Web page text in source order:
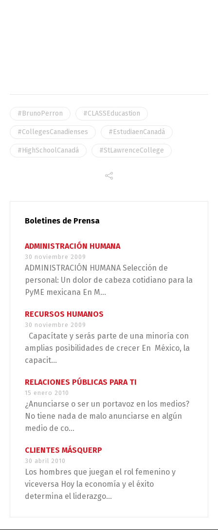
#BrunoPerron #CLASSEducastion
#CollegesCanadienses #EstudiaenCanadá
#HighSchoolCanadá #StLawrenceCollege
Boletines de Prensa
ADMINISTRACIÓN HUMANA
30 noviembre 2009
ADMINISTRACIÓN HUMANA Selección de
personal: Un dolor de cabeza cotidiano para la
PyME mexicana En M...
RECURSOS HUMANOS
30 noviembre 2009
Capacítate y serás parte de una minoría con
amplias posibilidades de crecer En México, la
capacit...
RELACIONES PÚBLICAS PARA TI
15 enero 2010
¿Anunciarse o ser un portavoz en los medios?
No tiene nada de malo anunciarse en algún
medio de co...
CLIENTES MÁSQUERP
30 abril 2010
Los hombres que juegan el rol femenino y
viceversa Hoy la economía y el éxito
determina el liderazgo...